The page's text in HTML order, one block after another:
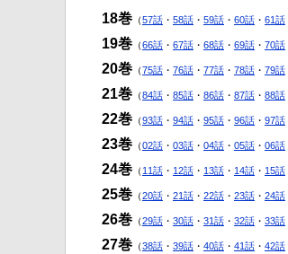
18巻 （57話 ・ 58話 ・ 59話 ・ 60話 ・ 61話
19巻 （66話 ・ 67話 ・ 68話 ・ 69話 ・ 70話
20巻 （75話 ・ 76話 ・ 77話 ・ 78話 ・ 79話
21巻 （84話 ・ 85話 ・ 86話 ・ 87話 ・ 88話
22巻 （93話 ・ 94話 ・ 95話 ・ 96話 ・ 97話
23巻 （02話 ・ 03話 ・ 04話 ・ 05話 ・ 06話
24巻 （11話 ・ 12話 ・ 13話 ・ 14話 ・ 15話
25巻 （20話 ・ 21話 ・ 22話 ・ 23話 ・ 24話
26巻 （29話 ・ 30話 ・ 31話 ・ 32話 ・ 33話
27巻 （38話 ・ 39話 ・ 40話 ・ 41話 ・ 42話